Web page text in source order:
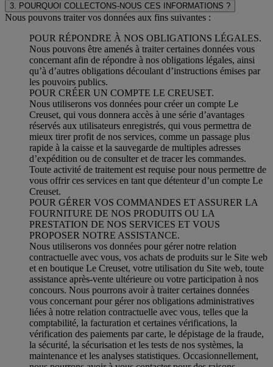
3. POURQUOI COLLECTONS-NOUS CES INFORMATIONS ?
Nous pouvons traiter vos données aux fins suivantes :
POUR RÉPONDRE À NOS OBLIGATIONS LÉGALES.
Nous pouvons être amenés à traiter certaines données vous
concernant afin de répondre à nos obligations légales, ainsi
qu’à d’autres obligations découlant d’instructions émises par
les pouvoirs publics.
POUR CRÉER UN COMPTE LE CREUSET.
Nous utiliserons vos données pour créer un compte Le
Creuset, qui vous donnera accès à une série d’avantages
réservés aux utilisateurs enregistrés, qui vous permettra de
mieux tirer profit de nos services, comme un passage plus
rapide à la caisse et la sauvegarde de multiples adresses
d’expédition ou de consulter et de tracer les commandes.
Toute activité de traitement est requise pour nous permettre de
vous offrir ces services en tant que détenteur d’un compte Le
Creuset.
POUR GÉRER VOS COMMANDES ET ASSURER LA
FOURNITURE DE NOS PRODUITS OU LA
PRESTATION DE NOS SERVICES ET VOUS
PROPOSER NOTRE ASSISTANCE.
Nous utiliserons vos données pour gérer notre relation
contractuelle avec vous, vos achats de produits sur le Site web
et en boutique Le Creuset, votre utilisation du Site web, toute
assistance après-vente ultérieure ou votre participation à nos
concours. Nous pourrons avoir à traiter certaines données
vous concernant pour gérer nos obligations administratives
liées à notre relation contractuelle avec vous, telles que la
comptabilité, la facturation et certaines vérifications, la
vérification des paiements par carte, le dépistage de la fraude,
la sécurité, la sécurisation et les tests de nos systèmes, la
maintenance et les analyses statistiques. Occasionnellement,